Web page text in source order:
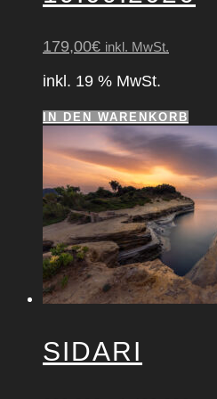
179,00€ inkl. MwSt.
inkl. 19 % MwSt.
IN DEN WARENKORB
SIDA­RI